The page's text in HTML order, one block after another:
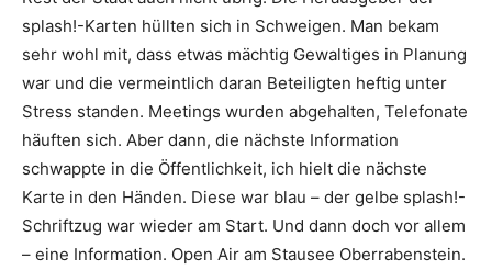
splash!-Karten hüllten sich in Schweigen. Man bekam
sehr wohl mit, dass etwas mächtig Gewaltiges in Planung
war und die vermeintlich daran Beteiligten heftig unter
Stress standen. Meetings wurden abgehalten, Telefonate
häuften sich. Aber dann, die nächste Information
schwappte in die Öffentlichkeit, ich hielt die nächste
Karte in den Händen. Diese war blau – der gelbe splash!-
Schriftzug war wieder am Start. Und dann doch vor allem
– eine Information. Open Air am Stausee Oberrabenstein.